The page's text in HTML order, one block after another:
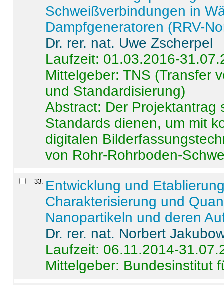
Schweißverbindungen in
Dampfgeneratoren (RRV-
Dr. rer. nat. Uwe Zscherpel
Laufzeit: 01.03.2016-
Mittelgeber: TNS (Transfer
und Standardisierung)
Abstract: Der Projektantrag
Standards dienen, um mit
digitalen
von Rohr-Rohrboden-
33. Entwicklung und
Charakterisierung und
Nanopartikeln und deren
Dr. rer. nat. Norbert
Laufzeit: 06.11.2014-
Mittelgeber: Bundesinstitut